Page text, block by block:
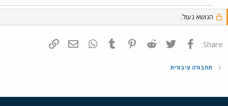
הנושא נעול.
Share: פייסבוק Twitter
Reddit
Pinterest
Tumblr
WhatsAppדואר אלקטרוני
תחבורה ציבורית